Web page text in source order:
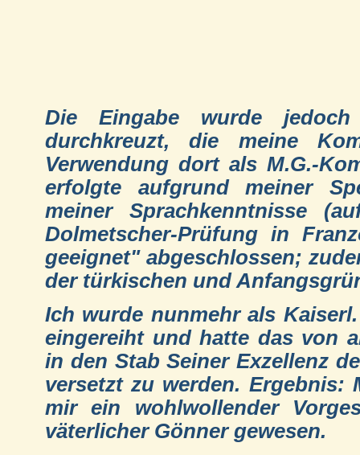
Die Eingabe wurde jedoch
durchkreuzt, die meine
Verwendung dort als M.G.-
erfolgte aufgrund meiner
meiner Sprachkenntnisse
Dolmetscher-Prüfung in
geeignet" abgeschlossen;
der türkischen und
Ich wurde nunmehr als
eingereiht und hatte das von
in den Stab Seiner Exzellenz
versetzt zu werden. Ergebnis:
mir ein wohlwollender
väterlicher Gönner gewesen.